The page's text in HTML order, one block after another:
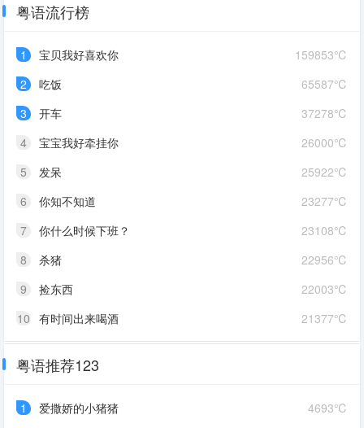
粤语流行榜
159853℃
1
宝贝我好喜欢你
65587℃
2
吃饭
37278℃
3
开车
26000℃
4
宝宝我好牵挂你
25922℃
5
发呆
23277℃
6
你知不知道
23108℃
7
你什么时候下班？
22956℃
8
杀猪
22003℃
9
捡东西
21377℃
10 有时间出来喝酒
粤语推荐123
4693℃
1
爱撒娇的小猪猪